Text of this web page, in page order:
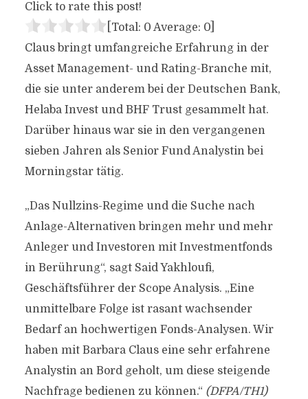
Click to rate this post!
[Total: 0 Average: 0]
Claus bringt umfangreiche Erfahrung in der
Asset Management- und Rating-Branche mit,
die sie unter anderem bei der Deutschen Bank,
Helaba Invest und BHF Trust gesammelt hat.
Darüber hinaus war sie in den vergangenen
sieben Jahren als Senior Fund Analystin bei
Morningstar tätig.
„Das Nullzins-Regime und die Suche nach
Anlage-Alternativen bringen mehr und mehr
Anleger und Investoren mit Investmentfonds
in Berührung“, sagt Said Yakhloufi,
Geschäftsführer der Scope Analysis. „Eine
unmittelbare Folge ist rasant wachsender
Bedarf an hochwertigen Fonds-Analysen. Wir
haben mit Barbara Claus eine sehr erfahrene
Analystin an Bord geholt, um diese steigende
Nachfrage bedienen zu können.“ (DFPA/TH1)